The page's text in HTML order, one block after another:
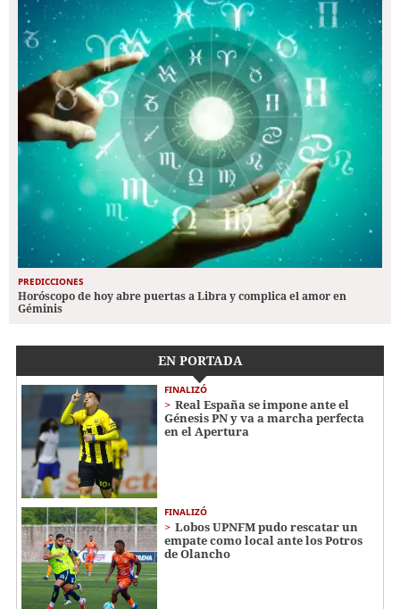
PREDICCIONES
Horóscopo de hoy abre puertas a Libra y complica el amor en
Géminis
EN PORTADA
FINALIZÓ
Real España se impone ante el
Génesis PN y va a marcha perfecta
en el Apertura
FINALIZÓ
Lobos UPNFM pudo rescatar un
empate como local ante los Potros
de Olancho